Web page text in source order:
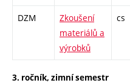
DZM
Zkoušení
materiálů a
výrobků
cs
3. ročník, zimní semestr